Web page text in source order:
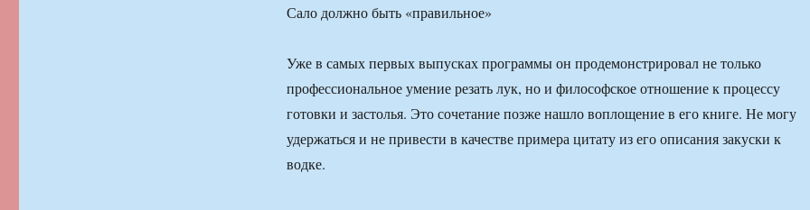
Сало должно быть «правильное»
Уже в самых первых выпусках программы он продемонстрировал не только
профессиональное умение резать лук, но и философское отношение к процессу
готовки и застолья. Это сочетание позже нашло воплощение в его книге. Не могу
удержаться и не привести в качестве примера цитату из его описания закуски к
водке.